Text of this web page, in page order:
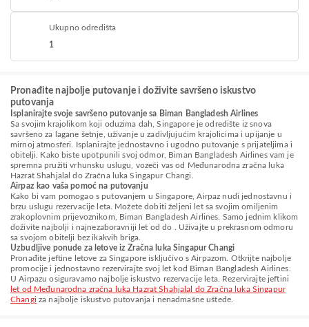
Ukupno odredišta
1
Pronađite najbolje putovanje i doživite savršeno iskustvo
putovanja
Isplanirajte svoje savršeno putovanje sa Biman Bangladesh Airlines
Sa svojim krajolikom koji oduzima dah, Singapore je odredište iz snova
savršeno za lagane šetnje, uživanje u zadivljujućim krajolicima i upijanje u
mirnoj atmosferi. Isplanirajte jednostavno i ugodno putovanje s prijateljima i
obitelji. Kako biste upotpunili svoj odmor, Biman Bangladesh Airlines vam je
spremna pružiti vrhunsku uslugu, vozeći vas od Međunarodna zračna luka
Hazrat Shahjalal do Zračna luka Singapur Changi.
Airpaz kao vaša pomoć na putovanju
Kako bi vam pomogao s putovanjem u Singapore, Airpaz nudi jednostavnu i
brzu uslugu rezervacije leta. Možete dobiti željeni let sa svojim omiljenim
zrakoplovnim prijevoznikom, Biman Bangladesh Airlines. Samo jednim klikom
doživite najbolji i najnezaboravniji let od do . Uživajte u prekrasnom odmoru
sa svojom obitelji bez ikakvih briga.
Uzbudljive ponude za letove iz Zračna luka Singapur Changi
Pronađite jeftine letove za Singapore isključivo s Airpazom. Otkrijte najbolje
promocije i jednostavno rezervirajte svoj let kod Biman Bangladesh Airlines.
U Airpazu osiguravamo najbolje iskustvo rezervacije leta. Rezervirajte jeftini
let od Međunarodna zračna luka Hazrat Shahjalal do Zračna luka Singapur
Changi za najbolje iskustvo putovanja i nenadmašne uštede.